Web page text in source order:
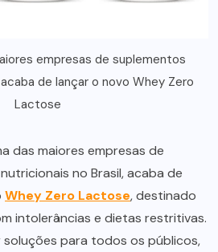
empresas de suplementos
de lançar o novo Whey Zero
Lactose
das maiores empresas de
no Brasil, acaba de
Whey Zero Lactose, destinado
intolerâncias e dietas restritivas.
soluções para todos os públicos,